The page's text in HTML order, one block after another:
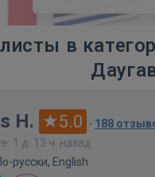
в
H. 5.0 · 188
1 д. 13 ч. назад
русски, English